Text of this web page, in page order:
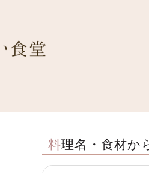
料理名・食材